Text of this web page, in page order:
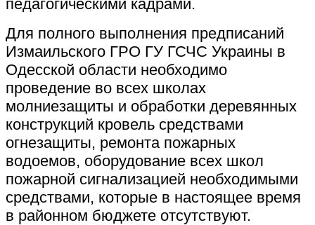
педагогическими кадрами.
Для полного выполнения предписаний
Измаильского ГРО ГУ ГСЧС Украины в
Одесской области необходимо
проведение во всех школах
молниезащиты и обработки деревянных
конструкций кровель средствами
огнезащиты, ремонта пожарных
водоемов, оборудование всех школ
пожарной сигнализацией необходимыми
средствами, которые в настоящее время
в районном бюджете отсутствуют.